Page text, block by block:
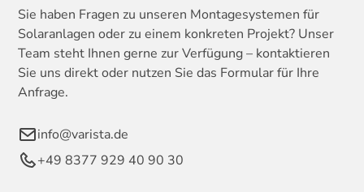
Sie haben Fragen zu unseren Montagesystemen für
Solaranlagen oder zu einem konkreten Projekt? Unser
Team steht Ihnen gerne zur Verfügung – kontaktieren
Sie uns direkt oder nutzen Sie das Formular für Ihre
Anfrage.
info@varista.de
+49 8377 929 40 90 30